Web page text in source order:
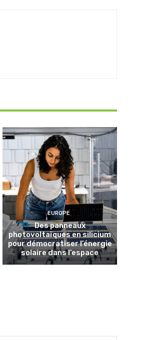
EUROPE
Des panneaux
photovoltaïques en silicium
pour démocratiser l’énergie
solaire dans l’espace